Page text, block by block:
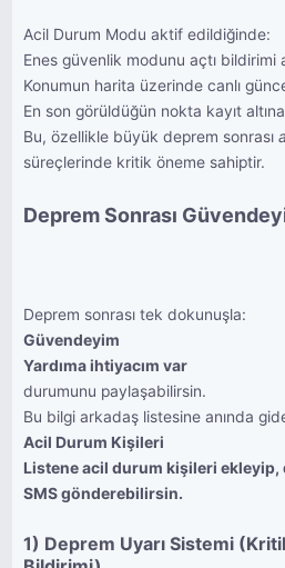
Acil Durum Modu aktif edildiğinde:
Enes güvenlik modunu açtı
Konumun harita üzerinde canlı
En son görüldüğün nokta kayıt altına
Bu, özellikle büyük deprem sonrası
süreçlerinde kritik öneme sahiptir.
Deprem Sonrası
Deprem sonrası tek dokunuşla:
Güvendeyim
Yardıma ihtiyacım var
durumunu paylaşabilirsin.
Bu bilgi arkadaş listesine anında
Acil Durum Kişileri
Listene acil durum kişileri ekleyip,
SMS gönderebilirsin.
1) Deprem Uyarı Sistemi